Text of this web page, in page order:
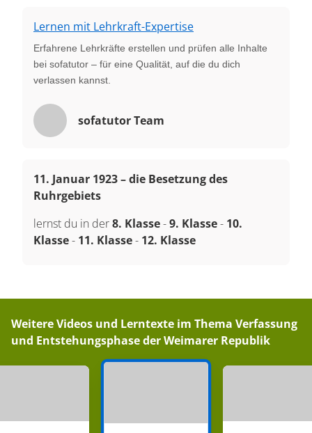
Lernen mit Lehrkraft-Expertise
Erfahrene Lehrkräfte erstellen und prüfen alle Inhalte
bei sofatutor – für eine Qualität, auf die du dich
verlassen kannst.
sofatutor Team
11. Januar 1923 – die Besetzung des
Ruhrgebiets
lernst du in der8. Klasse-9. Klasse- 10.
Klasse- 11. Klasse- 12. Klasse
Weitere Videos und Lerntexte im Thema Verfassung
und Entstehungsphase der Weimarer Republik